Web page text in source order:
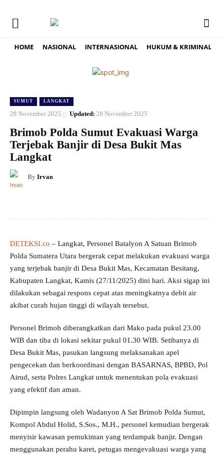
HOME NASIONAL INTERNASIONAL HUKUM & KRIMINAL
SUMUT LANGKAT
28 November 2025 Updated: 28 November 2025
Brimob Polda Sumut Evakuasi Warga
Terjebak Banjir di Desa Bukit Mas
Langkat
By Irvan
DETEKSI.co – Langkat, Personel Batalyon A Satuan Brimob
Polda Sumatera Utara bergerak cepat melakukan evakuasi warga
yang terjebak banjir di Desa Bukit Mas, Kecamatan Besitang,
Kabupaten Langkat, Kamis (27/11/2025) dini hari. Aksi sigap ini
dilakukan sebagai respons cepat atas meningkatnya debit air
akibat curah hujan tinggi di wilayah tersebut.
Personel Brimob diberangkatkan dari Mako pada pukul 23.00
WIB dan tiba di lokasi sekitar pukul 01.30 WIB. Setibanya di
Desa Bukit Mas, pasukan langsung melaksanakan apel
pengecekan dan berkoordinasi dengan BASARNAS, BPBD, Pol
Airud, serta Polres Langkat untuk menentukan pola evakuasi
yang efektif dan aman.
Dipimpin langsung oleh Wadanyon A Sat Brimob Polda Sumut,
Kompol Abdul Holid, S.Sos., M.H., personel kemudian bergerak
menyisir kawasan pemukiman yang terdampak banjir. Dengan
menggunakan perahu karet, petugas mengevakuasi warga yang